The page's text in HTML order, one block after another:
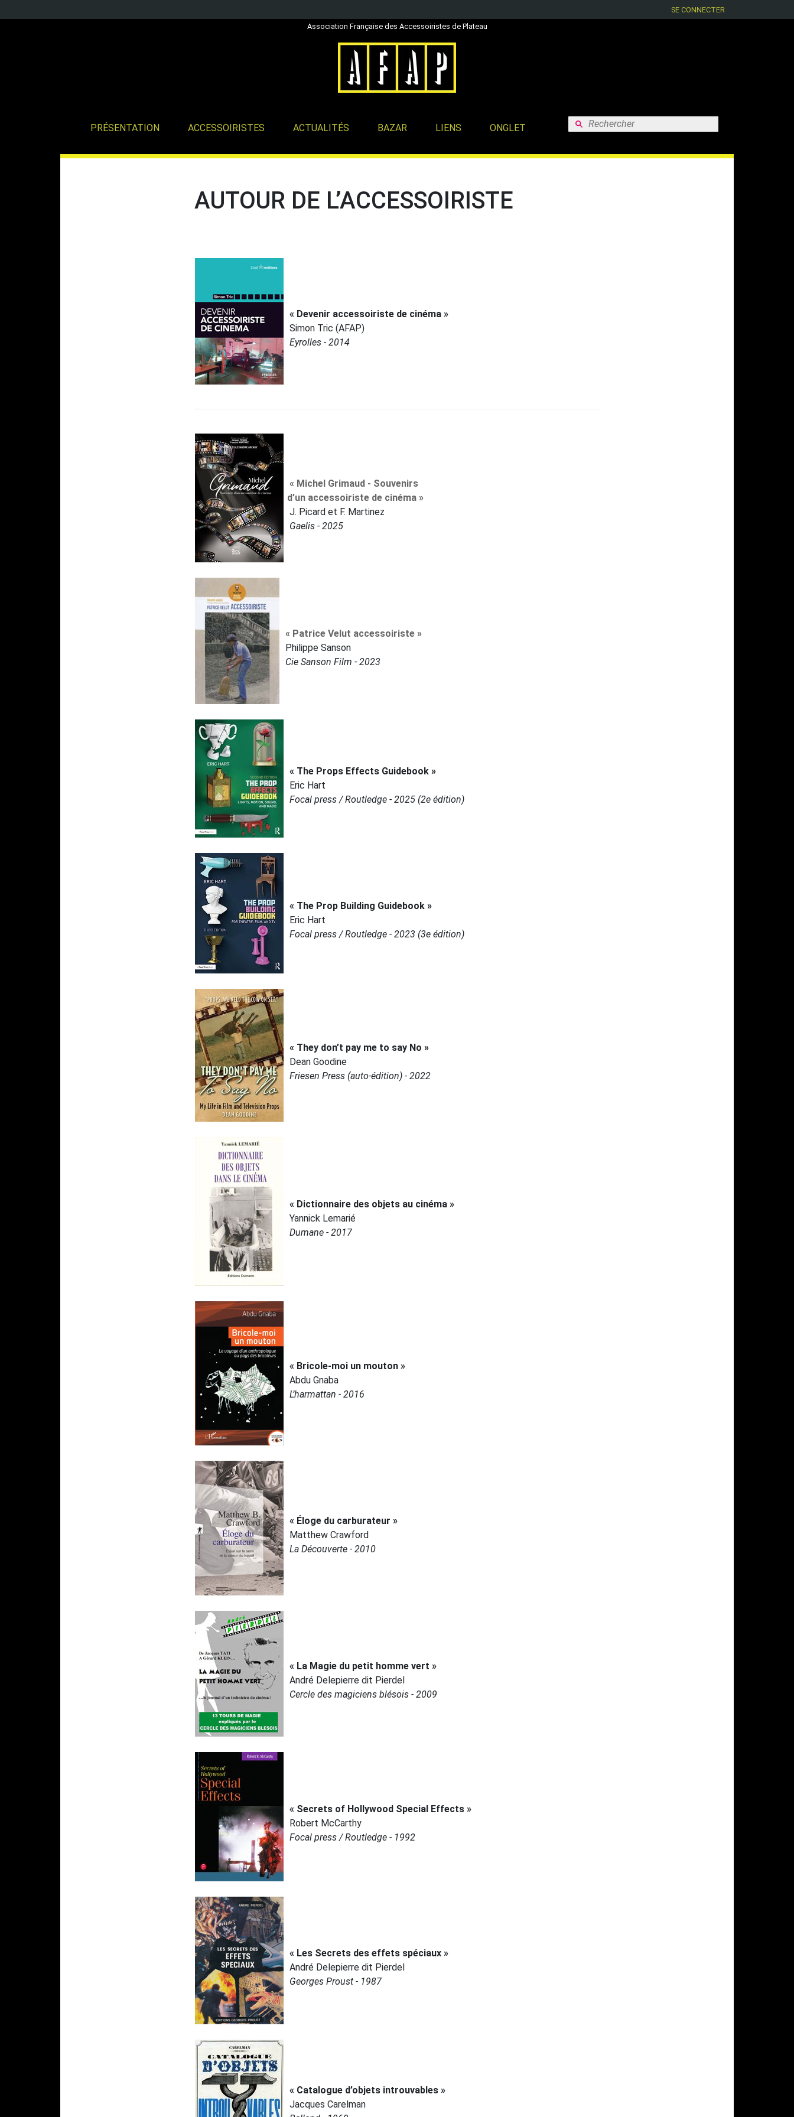
SE CONNECTER
Association Française des Accessoiristes de Plateau
PRÉSENTATION ACCESSOIRISTES ACTUALITÉS BAZAR LIENS ONGLET Rechercher :
AUTOUR DE L’ACCESSOIRISTE
« Devenir accessoiriste de cinéma »
Simon Tric (AFAP)
Eyrolles - 2014
« Michel Grimaud - Souvenirs
d’un accessoiriste de cinéma »
J. Picard et F. Martinez
Gaelis - 2025
« Patrice Velut accessoiriste »
Philippe Sanson
Cie Sanson Film - 2023
« The Props Effects Guidebook »
Eric Hart
Focal press / Routledge - 2025 (2e édition)
« The Prop Building Guidebook »
Eric Hart
Focal press / Routledge - 2023 (3e édition)
« They don’t pay me to say No »
Dean Goodine
Friesen Press (auto-édition) - 2022
« Dictionnaire des objets au cinéma »
Yannick Lemarié
Dumane - 2017
« Bricole-moi un mouton »
Abdu Gnaba
L’harmattan - 2016
« Éloge du carburateur »
Matthew Crawford
La Découverte - 2010
« La Magie du petit homme vert »
André Delepierre dit Pierdel
Cercle des magiciens blésois - 2009
« Secrets of Hollywood Special Effects »
Robert McCarthy
Focal press / Routledge - 1992
« Les Secrets des effets spéciaux »
André Delepierre dit Pierdel
Georges Proust - 1987
« Catalogue d’objets introuvables »
Jacques Carelman